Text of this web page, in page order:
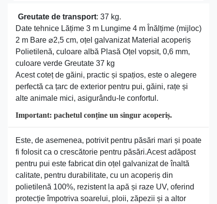
Greutate de transport: 37 kg.
Date tehnice Lățime 3 m Lungime 4 m Înălțime (mijloc)
2 m Bare ⌀2,5 cm, oțel galvanizat Material acoperiș
Polietilenă, culoare albă Plasă Oțel vopsit, 0,6 mm,
culoare verde Greutate 37 kg
Acest coteț de găini, practic și spațios, este o alegere
perfectă ca țarc de exterior pentru pui, găini, rațe și
alte animale mici, asigurându-le confortul.
Important: pachetul conține un singur acoperiș.
Este, de asemenea, potrivit pentru păsări mari și poate
fi folosit ca o crescătorie pentru păsări.Acest adăpost
pentru pui este fabricat din oțel galvanizat de înaltă
calitate, pentru durabilitate, cu un acoperiș din
polietilenă 100%, rezistent la apă și raze UV, oferind
protecție împotriva soarelui, ploii, zăpezii și a altor